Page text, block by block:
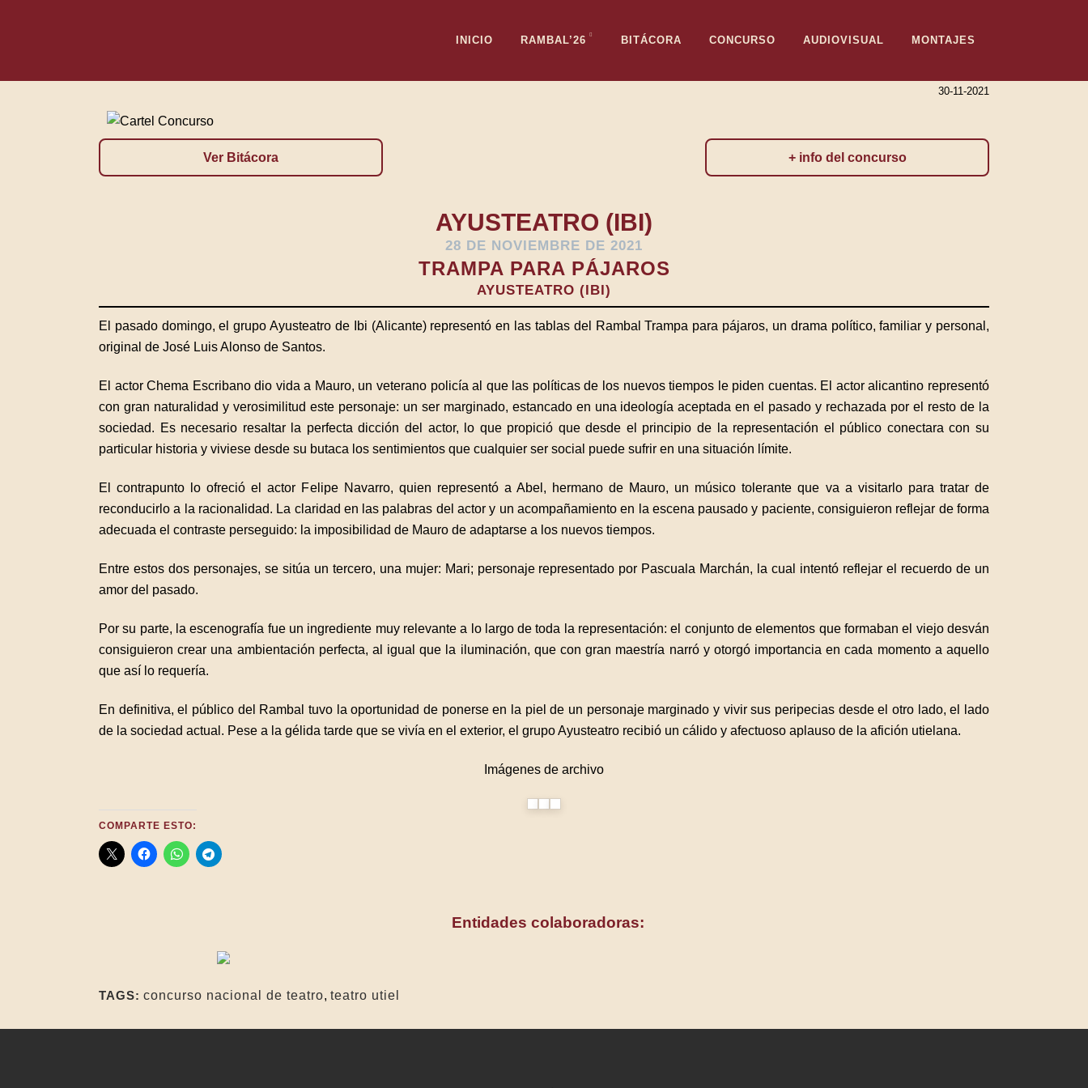
INICIO RAMBAL’26 BITÁCORA CONCURSO AUDIOVISUAL MONTAJES
30-11-2021
Ver Bitácora + info del concurso
AYUSTEATRO (IBI)
28 DE NOVIEMBRE DE 2021
TRAMPA PARA PÁJAROS
AYUSTEATRO (IBI)
El pasado domingo, el grupo Ayusteatro de Ibi (Alicante) representó en las tablas del Rambal Trampa para pájaros, un drama político, familiar y personal,
original de José Luis Alonso de Santos.
El actor Chema Escribano dio vida a Mauro, un veterano policía al que las políticas de los nuevos tiempos le piden cuentas. El actor alicantino representó
con gran naturalidad y verosimilitud este personaje: un ser marginado, estancado en una ideología aceptada en el pasado y rechazada por el resto de la
sociedad. Es necesario resaltar la perfecta dicción del actor, lo que propició que desde el principio de la representación el público conectara con su
particular historia y viviese desde su butaca los sentimientos que cualquier ser social puede sufrir en una situación límite.
El contrapunto lo ofreció el actor Felipe Navarro, quien representó a Abel, hermano de Mauro, un músico tolerante que va a visitarlo para tratar de
reconducirlo a la racionalidad. La claridad en las palabras del actor y un acompañamiento en la escena pausado y paciente, consiguieron reflejar de forma
adecuada el contraste perseguido: la imposibilidad de Mauro de adaptarse a los nuevos tiempos.
Entre estos dos personajes, se sitúa un tercero, una mujer: Mari; personaje representado por Pascuala Marchán, la cual intentó reflejar el recuerdo de un
amor del pasado.
Por su parte, la escenografía fue un ingrediente muy relevante a lo largo de toda la representación: el conjunto de elementos que formaban el viejo desván
consiguieron crear una ambientación perfecta, al igual que la iluminación, que con gran maestría narró y otorgó importancia en cada momento a aquello
que así lo requería.
En definitiva, el público del Rambal tuvo la oportunidad de ponerse en la piel de un personaje marginado y vivir sus peripecias desde el otro lado, el lado
de la sociedad actual. Pese a la gélida tarde que se vivía en el exterior, el grupo Ayusteatro recibió un cálido y afectuoso aplauso de la afición utielana.
Imágenes de archivo
COMPARTE ESTO:
Entidades colaboradoras:
TAGS: concurso nacional de teatro, teatro utiel